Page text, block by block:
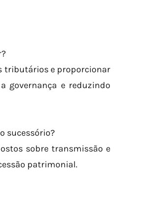
tributários e proporcionar
governança e reduzindo
sucessório?
sobre transmissão e
patrimonial.